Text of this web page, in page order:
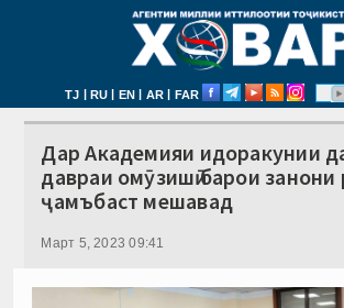
TJ | RU | EN | AR | FAR
Дар Академияи идоракунии
давраи омӯзишӣ барои занони
ҷамъбаст мешавад
Март 5, 2023 09:41